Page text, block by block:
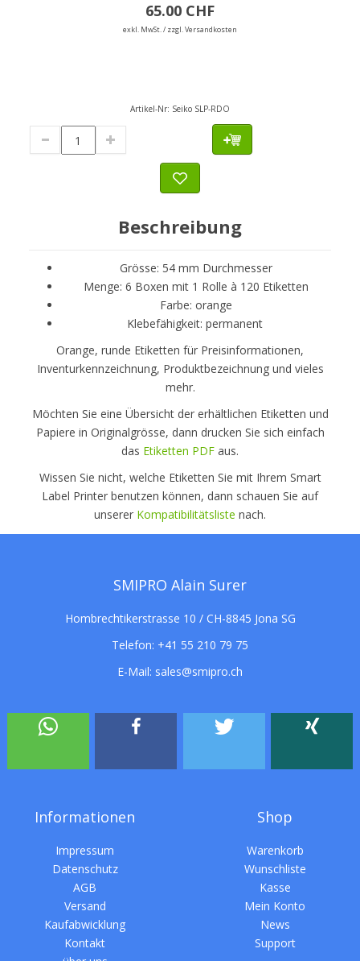
65.00 CHF
exkl. MwSt. / zzgl. Versandkosten
Artikel-Nr: Seiko SLP-RDO
Beschreibung
Grösse: 54 mm Durchmesser
Menge: 6 Boxen mit 1 Rolle à 120 Etiketten
Farbe: orange
Klebefähigkeit: permanent
Orange, runde Etiketten für Preisinformationen,
Inventurkennzeichnung, Produktbezeichnung und vieles
mehr.
Möchten Sie eine Übersicht der erhältlichen Etiketten und
Papiere in Originalgrösse, dann drucken Sie sich einfach
das Etiketten PDF aus.
Wissen Sie nicht, welche Etiketten Sie mit Ihrem Smart
Label Printer benutzen können, dann schauen Sie auf
unserer Kompatibilitätsliste nach.
SMIPRO Alain Surer
Hombrechtikerstrasse 10 / CH-8845 Jona SG
Telefon: +41 55 210 79 75
E-Mail: sales@smipro.ch
Informationen
Impressum
Datenschutz
AGB
Versand
Kaufabwicklung
Kontakt
Shop
Warenkorb
Wunschliste
Kasse
Mein Konto
News
Support